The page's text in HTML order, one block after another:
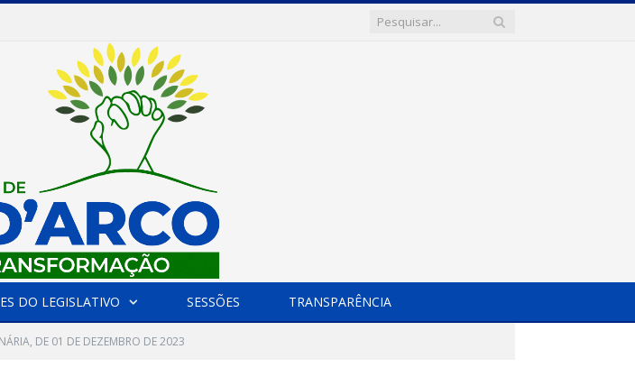
DO LEGISLATIVO SESSÕES TRANSPARÊNCIA
DE 01 DE DEZEMBRO DE 2023